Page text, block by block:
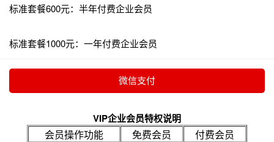
标准套餐600元：半年付费企业会员
标准套餐1000元：一年付费企业会员
VIP企业会员特权说明
会员操作功能 免费会员
付费会员